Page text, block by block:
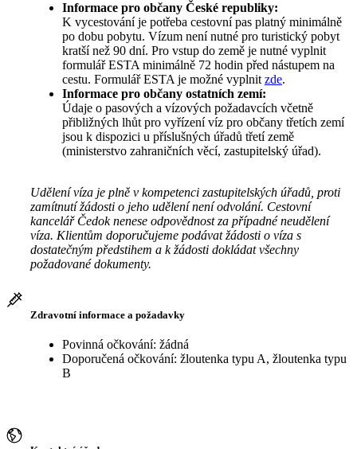
Informace pro občany České republiky:
K vycestování je potřeba cestovní pas platný minimálně
po dobu pobytu. Vízum není nutné pro turistický pobyt
kratší než 90 dní. Pro vstup do země je nutné vyplnit
formulář ESTA minimálně 72 hodin před nástupem na
cestu. Formulář ESTA je možné vyplnit zde.
Informace pro občany ostatních zemí:
Údaje o pasových a vízových požadavcích včetně
přibližných lhůt pro vyřízení víz pro občany třetích zemí
jsou k dispozici u příslušných úřadů třetí země
(ministerstvo zahraničních věcí, zastupitelský úřad).
Udělení víza je plně v kompetenci zastupitelských úřadů, proti
zamítnutí žádosti o jeho udělení není odvolání. Cestovní
kancelář Čedok nenese odpovědnost za případné neudělení
víza. Klientům doporučujeme podávat žádosti o víza s
dostatečným předstihem a k žádosti dokládat všechny
požadované dokumenty.
Zdravotní informace a požadavky
Povinná očkování: žádná
Doporučená očkování: žloutenka typu A, žloutenka typu
B